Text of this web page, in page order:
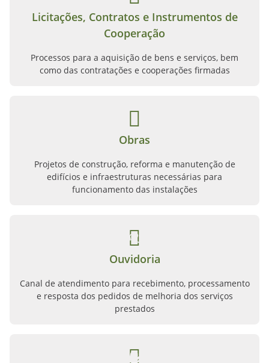
Licitações, Contratos e Instrumentos de
Cooperação
Processos para a aquisição de bens e serviços, bem
como das contratações e cooperações firmadas
Obras
Projetos de construção, reforma e manutenção de
edifícios e infraestruturas necessárias para
funcionamento das instalações
Ouvidoria
Canal de atendimento para recebimento, processamento
e resposta dos pedidos de melhoria dos serviços
prestados